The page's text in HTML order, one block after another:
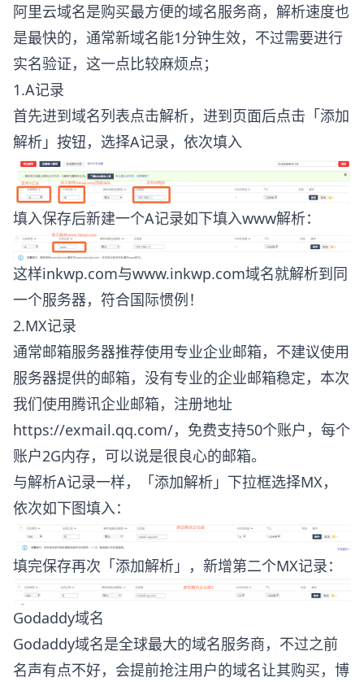
阿里云域名是购买最方便的域名服务商，解析速度也
是最快的，通常新域名能1分钟生效，不过需要进行
实名验证，这一点比较麻烦点；
1.A记录
首先进到域名列表点击解析，进到页面后点击「添加
解析」按钮，选择A记录，依次填入
填入保存后新建一个A记录如下填入www解析：
这样inkwp.com与www.inkwp.com域名就解析到同
一个服务器，符合国际惯例！
2.MX记录
通常邮箱服务器推荐使用专业企业邮箱，不建议使用
服务器提供的邮箱，没有专业的企业邮箱稳定，本次
我们使用腾讯企业邮箱，注册地址
https://exmail.qq.com/，免费支持50个账户，每个
账户2G内存，可以说是很良心的邮箱。
与解析A记录一样，「添加解析」下拉框选择MX，
依次如下图填入：
填完保存再次「添加解析」，新增第二个MX记录：
Godaddy域名
Godaddy域名是全球最大的域名服务商，不过之前
名声有点不好，会提前抢注用户的域名让其购买，博